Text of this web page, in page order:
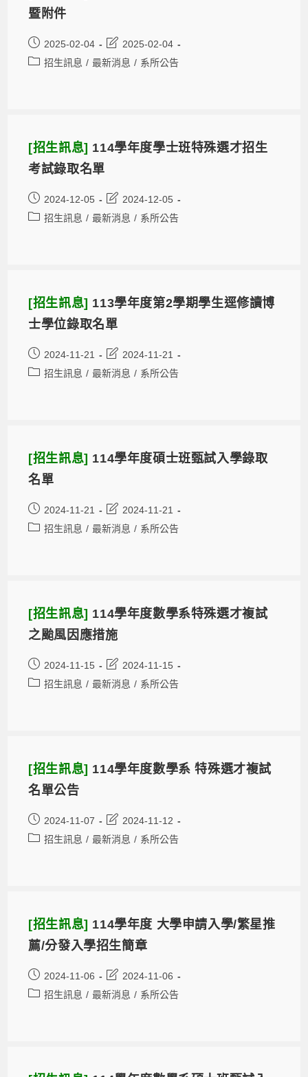
暨附件
2025-02-04
2025-02-04
招生訊息 / 最新消息 / 系所公告
[招生訊息] 114學年度學士班特殊選才招生
考試錄取名單
2024-12-05
2024-12-05
招生訊息 / 最新消息 / 系所公告
[招生訊息] 113學年度第2學期學生逕修讀博
士學位錄取名單
2024-11-21
2024-11-21
招生訊息 / 最新消息 / 系所公告
[招生訊息] 114學年度碩士班甄試入學錄取
名單
2024-11-21
2024-11-21
招生訊息 / 最新消息 / 系所公告
[招生訊息] 114學年度數學系特殊選才複試
之颱風因應措施
2024-11-15
2024-11-15
招生訊息 / 最新消息 / 系所公告
[招生訊息] 114學年度數學系 特殊選才複試
名單公告
2024-11-07
2024-11-12
招生訊息 / 最新消息 / 系所公告
[招生訊息] 114學年度 大學申請入學/繁星推
薦/分發入學招生簡章
2024-11-06
2024-11-06
招生訊息 / 最新消息 / 系所公告